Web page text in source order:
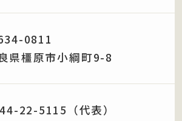
0811
県橿原市小綱町9-8
22-5115（代表）